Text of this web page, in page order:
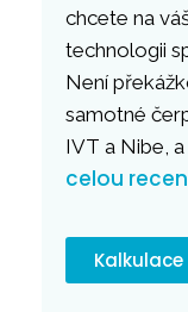
chcete na
technologii
Není
samotné
IVT a Nibe,
celou